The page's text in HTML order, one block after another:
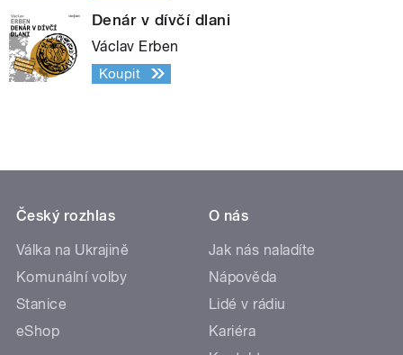
Denár v dívčí dlani
Václav Erben
Koupit
Český rozhlas
Válka na Ukrajině
Komunální volby
Stanice
eShop
O nás
Jak nás naladíte
Nápověda
Lidé v rádiu
Kariéra